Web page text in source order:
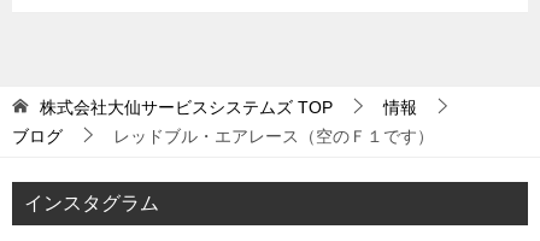
株式会社大仙サービスシステムズ TOP
情報
ブログ
レッドブル・エアレース（空のＦ１です）
インスタグラム